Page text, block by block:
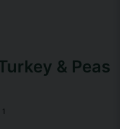
& Peas
1